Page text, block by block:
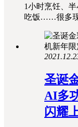
1小时烹饪、
吃饭……很多
圣诞
AI多
闪耀